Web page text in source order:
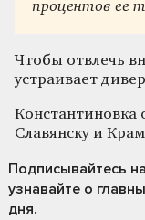
процентов ее
Чтобы отвлечь
устраивает
Константиновка
Славянску и
Подписывайтесь
узнавайте о
дня.